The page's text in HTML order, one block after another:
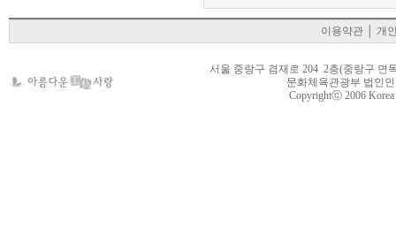
이용약관 │개
서울 중랑구 겸재로 204 2층(중랑구 면
문화체육관광부 법인
Copyrightⓒ 2006 Korea